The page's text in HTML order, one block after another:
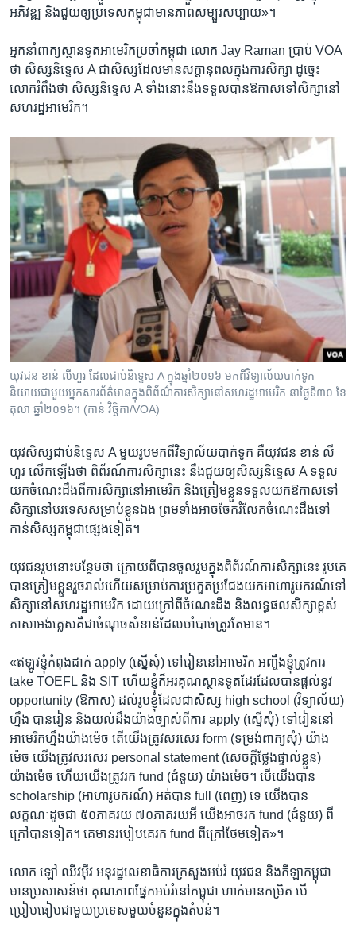
អភិវឌ្ឍ និង​ជួ​យ​ឲ្យ​ប្រទេស​កម្ពុជា​មាន​ភាព​សម្បួរ​សប្បាយ»។
អ្នកនាំពាក្យ​ស្ថានទូត​អាមេរិក​ប្រចាំ​កម្ពុជា លោក Jay Raman ប្រាប់ VOA
ថា សិស្ស​និទ្ទេស A ជា​សិស្ស​ដែល​មាន​សក្ដានុពល​ក្នុង​ការ​សិក្សា ដូច្នេះ​
លោក​រំពឹង​ថា សិស្ស​និទ្ទេស A ទាំង​នោះ​នឹង​ទទួល​បាន​ឱកាស​ទៅ​សិក្សា​នៅ​
សហរដ្ឋ​អាមេរិក។
យុវជន ខាន់ លីហួរ ដែល​ជាប់​និទ្ទេស A ក្នុង​ឆ្នាំ​២០១៦ មក​ពី​វិទ្យាល័យ​បាក់ទូក
និយាយ​ជាមួយ​អ្នកសារព័ត៌មាន​ក្នុង​ពិព័ណ៌ការ​សិក្សា​នៅ​សហរដ្ឋ​អាមេរិក នាថ្ងៃទី​៣០ ខែ​
តុលា ឆ្នាំ​២០១៦។ (កាន់ វិច្ឆិកា/VOA)
យុវ​សិស្សជាប់និទ្ទេស A មួយ​រូប​មកពី​វិទ្យាល័យ​បាក់ទូក គឺ​យុវជន ខាន់ លី​
ហួរ លើក​ឡើង​ថា ពិព័រណ៍​ការ​សិក្សា​នេះ​ នឹងជួយ​ឲ្យសិស្ស​និទ្ទេស A ទទួល​
យក​ចំណេះ​ដឹង​ពី​ការ​សិក្សា​នៅ​អាមេរិក និងត្រៀម​ខ្លួនទទួល​យក​ឱ​កាស​ទៅ​
សិក្សា​នៅ​បរទេសសម្រាប់​ខ្លួនឯង​ ព្រមទាំងអាចចែក​រំលែកចំណេះ​ដឹង​ទៅ
កាន់​សិស្ស​កម្ពុជា​ផ្សេង​ទៀត។
យុវជន​រូប​នោះ​បន្ថែម​ថា ក្រោយ​ពី​បាន​ចូល​រួម​ក្នុង​ពិព័រណ៍​ការ​សិក្សា​នេះ រូបគេ​
បាន​ត្រៀម​ខ្លួន​រួច​រាល់​ហើយ​សម្រាប់​ការ​ប្រកួត​ប្រជែង​យក​អាហារូបករណ៍​ទៅ​
សិក្សា​នៅ​សហរដ្ឋ​អាមេរិក ដោយ​ក្រៅពី​ចំណេះ​ដឹង​ និង​លទ្ធ​ផល​សិក្សា​ខ្ពស់
ភាសា​អង់គ្លេស​គឺជា​ចំណុច​សំខាន់​ដែល​ចាំ​បាច់​ត្រូវ​តែ​មាន។
«ឥឡូវខ្ញុំ​កំពុង​ដាក់​ apply (ស្នើសុំ​) ទៅ​រៀន​នៅ​អាមេរិក អញ្ចឹង​ខ្ញុំ​ត្រូវ​ការ​
take TOEFL និង SIT ហើយ​ខ្ញុំ​ក៏​អរគុណ​ស្ថានទូត​ដែរ​ដែល​បាន​ផ្តល់​នូវ​
opportunity (ឱកាស) ​ដល់​រូប​ខ្ញុំ​ដែល​ជា​សិស្ស​ high​ school​ (វិទ្យាល័យ)
ហ្នឹង បាន​រៀន និង​យល់ដឹង​យ៉ាង​ច្បាស់​ពី​ការ ​apply (ស្នើសុំ) ទៅ​រៀននៅ​
អាមេរិក​ហ្នឹង​យ៉ាង​ម៉េច តើ​យើង​ត្រូវ​សរសេរ form (ទម្រង់​ពាក្យ​សុំ) យ៉ាង​
ម៉េច យើង​ត្រូវសរសេរ personal statement (សេចក្ដី​ថ្លែង​ផ្ទាល់​ខ្លួន) ​
យ៉ាង​ម៉េច ហើយ​យើង​ត្រូវ​រក fund (ជំនួយ) យ៉ាង​ម៉េច។ បើ​យើង​បាន​
scholarship (អាហារូបករណ៍) អត់​បាន full (ពេញ) ទេ យើង​បាន​
លក្ខណៈ​ដូចជា ៥០ភាគ​រយ ៧០​ភាគ​រយ​អី យើង​អាច​រក ​fund (ជំនួយ) ពី
ក្រៅ​បាន​ទៀត។ គេ​មានរបៀប​គេរក fund ពី​ក្រៅ​ថែមទៀត»។
លោក ឡៅ ឈីវអ៊ីវ អនុ​រដ្ឋ​លេខាធិការ​ក្រសួង​អប់រំ យុវជន និង​កីឡា​កម្ពុជា
មាន​ប្រសាសន៍​ថា គុណភាព​ផ្នែក​អប់រំ​នៅ​កម្ពុជា​ ហាក់​មាន​កម្រិត បើ​
ប្រៀបធៀប​ជាមួយ​ប្រទេស​មួយ​ចំនួន​ក្នុង​តំបន់។